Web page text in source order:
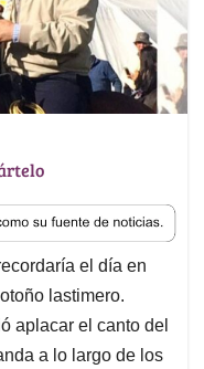
el día en
lastimero.
aplacar el canto del
a lo largo de los